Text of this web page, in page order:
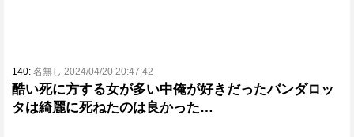
140: 名無し 2024/04/20 20:47:42
酷い死に方する女が多い中俺が好きだったバンダロッ
タは綺麗に死ねたのは良かった…